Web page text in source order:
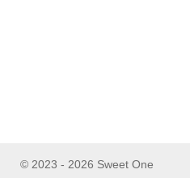
© 2023 - 2026 Sweet One